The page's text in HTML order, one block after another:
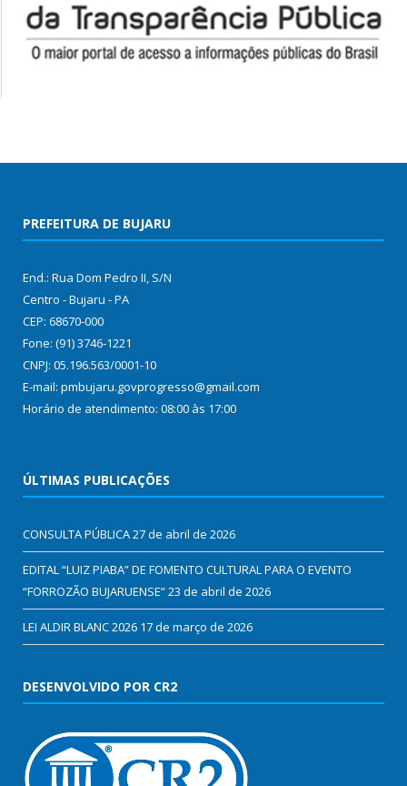
PREFEITURA DE BUJARU
End.: Rua Dom Pedro II, S/N
Centro - Bujaru - PA
CEP: 68670-000
Fone: (91) 3746-1221
CNPJ: 05.196.563/0001-10
E-mail: pmbujaru.govprogresso@gmail.com
Horário de atendimento: 08:00 às 17:00
ÚLTIMAS PUBLICAÇÕES
CONSULTA PÚBLICA27 de abril de 2026
EDITAL “LUIZ PIABA” DE FOMENTO CULTURAL PARA O EVENTO
“FORROZÃO BUJARUENSE”23 de abril de 2026
LEI ALDIR BLANC 2026 17 de março de 2026
DESENVOLVIDO POR CR2